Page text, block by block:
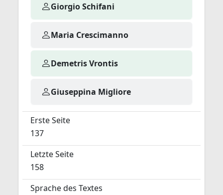
Giorgio Schifani
Maria Crescimanno
Demetris Vrontis
Giuseppina Migliore
Erste Seite
137
Letzte Seite
158
Sprache des Textes